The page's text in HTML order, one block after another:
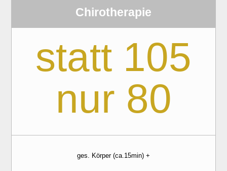
Chirotherapie
statt 105
nur 80
ges. Körper (ca.15min) +